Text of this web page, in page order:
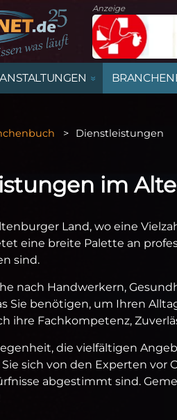
Anzeige
Dienstleistungen
im
Land, wo eine
eine breite Palette an
sind.
nach Handwerkern,
Sie benötigen, um Ihren
ihre Fachkompetenz,
die vielfältigen
sich von den Experten
abgestimmt sind.